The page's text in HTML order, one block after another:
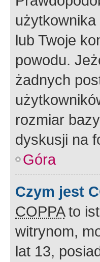
użytkownika
lub Twoje
powodu.
żadnych
rozmiar
dyskusji na
Góra
Czym jest
COPPAto
witrynom,
lat 13,